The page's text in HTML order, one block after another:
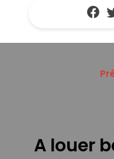
A louer